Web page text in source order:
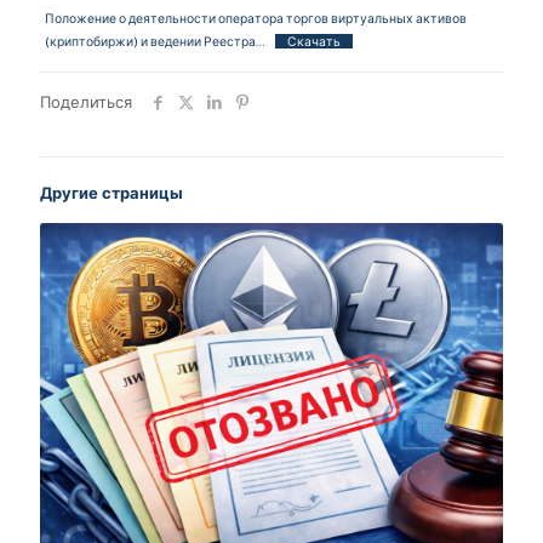
Положение о деятельности оператора торгов виртуальных активов
(криптобиржи) и ведении Реестра…
Скачать
Поделиться
Другие страницы